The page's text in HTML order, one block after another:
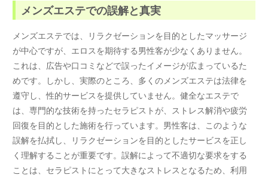
メンズエステでの誤解と真実
メンズエステでは、リラクゼーションを目的としたマッサージ
が中心ですが、エロスを期待する男性客が少なくありません。
これは、広告や口コミなどで誤ったイメージが広まっているた
めです。しかし、実際のところ、多くのメンズエステは法律を
遵守し、性的サービスを提供していません。健全なエステで
は、専門的な技術を持ったセラピストが、ストレス解消や疲労
回復を目的とした施術を行っています。男性客は、このような
誤解を払拭し、リラクゼーションを目的としたサービスを正し
く理解することが重要です。誤解によって不適切な要求をする
ことは、セラピストにとって大きなストレスとなるため、利用